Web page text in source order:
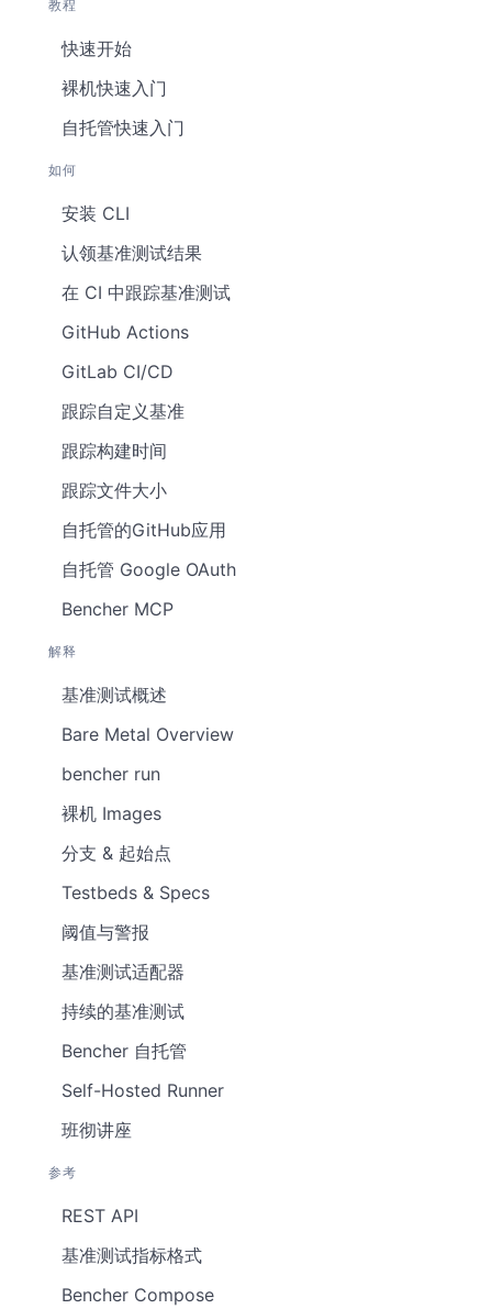
教程
快速开始
裸机快速入门
自托管快速入门
如何
安装 CLI
认领基准测试结果
在 CI 中跟踪基准测试
GitHub Actions
GitLab CI/CD
跟踪自定义基准
跟踪构建时间
跟踪文件大小
自托管的GitHub应用
自托管 Google OAuth
Bencher MCP
解释
基准测试概述
Bare Metal Overview
bencher run
裸机 Images
分支 & 起始点
Testbeds & Specs
阈值与警报
基准测试适配器
持续的基准测试
Bencher 自托管
Self-Hosted Runner
班彻讲座
参考
REST API
基准测试指标格式
Bencher Compose